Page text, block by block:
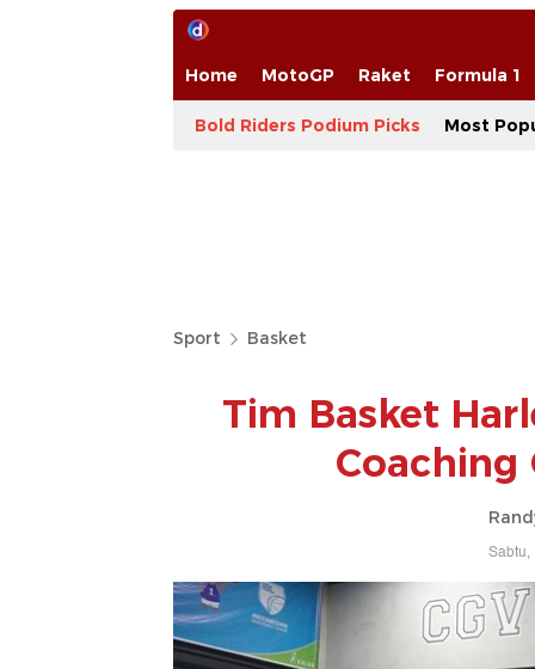
Home MotoGP Raket Formula 1
Bold Riders Podium Picks Most
Sport Basket
Tim Basket
Coaching
Sabtu,